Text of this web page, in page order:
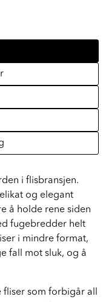
i flisbransjen.
og elegant
å holde rene siden
fugebredder helt
i mindre format,
fall mot sluk, og å
som forbigår all